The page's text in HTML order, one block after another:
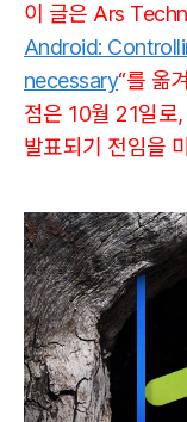
이 글은 Ars
Android:
necessary“를 옮
점은 10월 21일로
발표되기 전임을